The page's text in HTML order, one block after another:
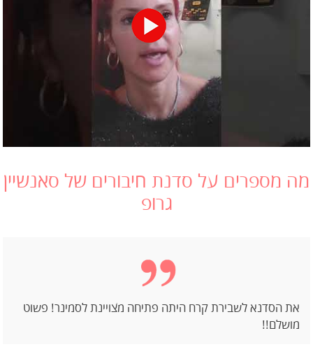
מה מספרים על סדנת חיבורים של סאנשיין
גרופ
את הסדנא לשבירת קרח היתה פתיחה מצויינת לסמינר! פשוט
מושלם!!